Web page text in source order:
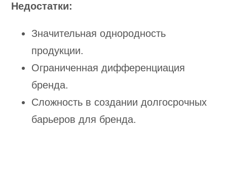
Недостатки:
Значительная однородность
продукции.
Ограниченная дифференциация
бренда.
Сложность в создании долгосрочных
барьеров для бренда.